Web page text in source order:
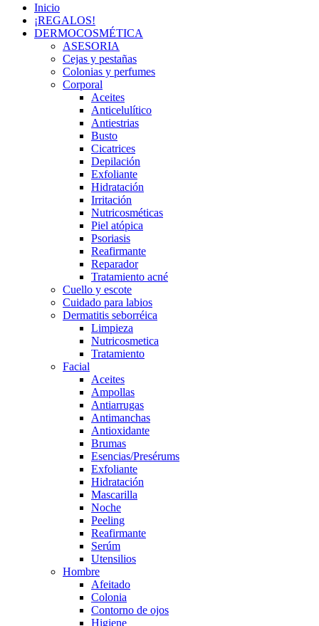
Inicio
¡REGALOS!
DERMOCOSMÉTICA
ASESORIA
Cejas y pestañas
Colonias y perfumes
Corporal
Aceites
Anticelulítico
Antiestrias
Busto
Cicatrices
Depilación
Exfoliante
Hidratación
Irritación
Nutricosméticas
Piel atópica
Psoriasis
Reafirmante
Reparador
Tratamiento acné
Cuello y escote
Cuidado para labios
Dermatitis seborréica
Limpieza
Nutricosmetica
Tratamiento
Facial
Aceites
Ampollas
Antiarrugas
Antimanchas
Antioxidante
Brumas
Esencias/Presérums
Exfoliante
Hidratación
Mascarilla
Noche
Peeling
Reafirmante
Serúm
Utensilios
Hombre
Afeitado
Colonia
Contorno de ojos
Higiene